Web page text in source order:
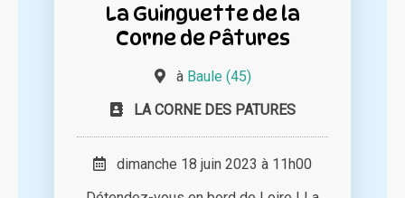
La Guinguette de la
Corne de Pâtures
à Baule (45)
LA CORNE DES PATURES
dimanche 18 juin 2023 à 11h00